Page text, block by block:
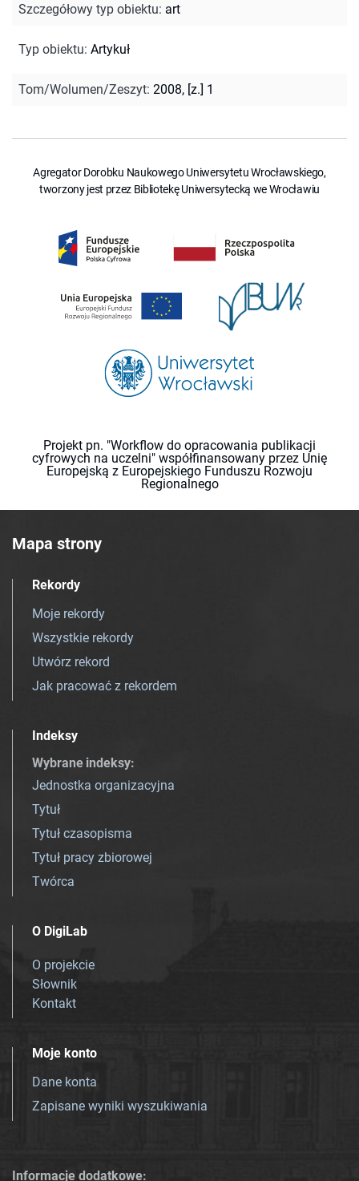
Szczegółowy typ obiektu: art
Typ obiektu: Artykuł
Tom/Wolumen/Zeszyt: 2008, [z.] 1
Agregator Dorobku Naukowego Uniwersytetu Wrocławskiego,
tworzony jest przez Bibliotekę Uniwersytecką we Wrocławiu
Projekt pn. "Workflow do opracowania publikacji
cyfrowych na uczelni" współfinansowany przez Unię
Europejską z Europejskiego Funduszu Rozwoju
Regionalnego
Mapa strony
Rekordy
Moje rekordy
Wszystkie rekordy
Utwórz rekord
Jak pracować z rekordem
Indeksy
Wybrane indeksy:
Jednostka organizacyjna
Tytuł
Tytuł czasopisma
Tytuł pracy zbiorowej
Twórca
O DigiLab
O projekcie
Słownik
Kontakt
Moje konto
Dane konta
Zapisane wyniki wyszukiwania
Informacje dodatkowe: